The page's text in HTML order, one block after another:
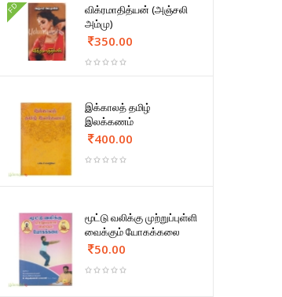
FD
விக்ரமாதித்யன் (அஞ்சலி
அம்மு)
350.00
இக்காலத் தமிழ்
இலக்கணம்
400.00
மூட்டு வலிக்கு முற்றுப்புள்ளி
வைக்கும் யோகக்கலை
50.00